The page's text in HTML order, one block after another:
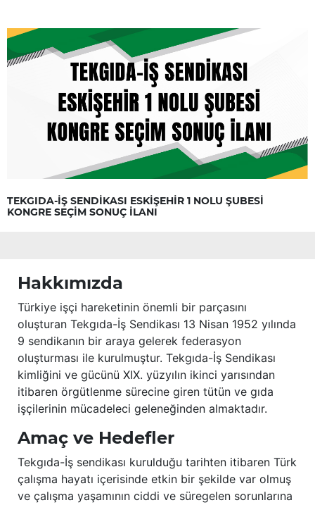
TEKGIDA-İŞ SENDİKASI ESKİŞEHİR 1 NOLU ŞUBESİ
KONGRE SEÇİM SONUÇ İLANI
Hakkımızda
Türkiye işçi hareketinin önemli bir parçasını
oluşturan Tekgıda-İş Sendikası 13 Nisan 1952 yılında
9 sendikanın bir araya gelerek federasyon
oluşturması ile kurulmuştur. Tekgıda-İş Sendikası
kimliğini ve gücünü XIX. yüzyılın ikinci yarısından
itibaren örgütlenme sürecine giren tütün ve gıda
işçilerinin mücadeleci geleneğinden almaktadır.
Amaç ve Hedefler
Tekgıda-İş sendikası kurulduğu tarihten itibaren Türk
çalışma hayatı içerisinde etkin bir şekilde var olmuş
ve çalışma yaşamının ciddi ve süregelen sorunlarına